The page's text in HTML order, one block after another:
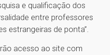
e qualificação dos
entre professores
estrangeiras de ponta”.
acesso ao site com